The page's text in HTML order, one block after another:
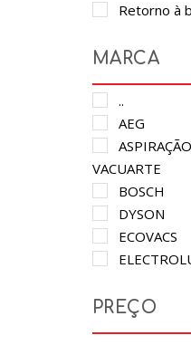
Retorno à
Tubo
MARCA
..
AEG
VACUARTE
BOSCH
DYSON
ECOVACS
HAEGER
PREÇO